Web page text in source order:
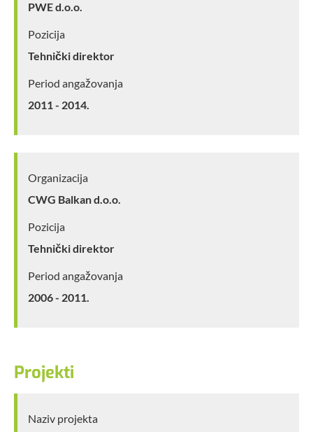
PWE d.o.o.
Pozicija
Tehnički direktor
Period angažovanja
2011 - 2014.
Organizacija
CWG Balkan d.o.o.
Pozicija
Tehnički direktor
Period angažovanja
2006 - 2011.
Projekti
Naziv projekta